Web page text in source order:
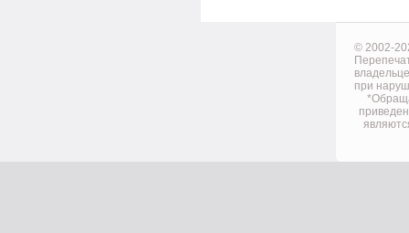
© 2002-
при